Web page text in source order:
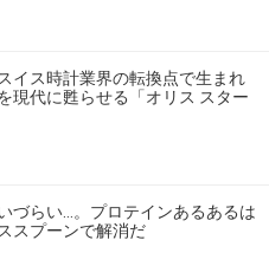
イス時計業界の転換点で生まれ
現代に甦らせる「オリス スター
づらい…。プロテインあるあるは
スプーンで解消だ